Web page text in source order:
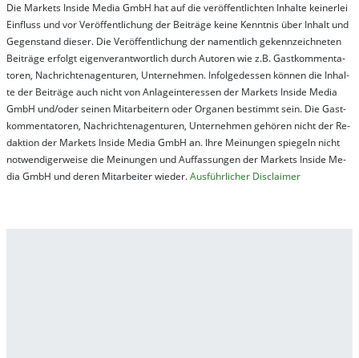
Die Mar­kets In­side Me­dia GmbH hat auf die ver­öf­fent­lich­ten In­hal­te kei­ner­lei
Ein­fluss und vor Ver­öf­fent­lich­ung der Bei­trä­ge kei­ne Ken­nt­nis über In­halt und
Ge­gen­stand die­ser. Die Ver­öf­fent­lich­ung der na­ment­lich ge­kenn­zeich­net­en
Bei­trä­ge er­folgt ei­gen­ver­ant­wort­lich durch Au­tor­en wie z.B. Gast­kom­men­ta­
tor­en, Nach­richt­en­ag­en­tur­en, Un­ter­neh­men. In­fol­ge­des­sen kön­nen die In­hal­
te der Bei­trä­ge auch nicht von An­la­ge­in­te­res­sen der Mar­kets In­side Me­dia
GmbH und/oder sei­nen Mit­ar­bei­tern oder Or­ga­nen be­stim­mt sein. Die Gast­
kom­men­ta­tor­en, Nach­rich­ten­ag­en­tur­en, Un­ter­neh­men ge­hör­en nicht der Re­
dak­tion der Mar­kets In­side Me­dia GmbH an. Ihre Mei­nung­en spie­geln nicht
not­wen­di­ger­wei­se die Mei­nung­en und Auf­fas­sung­en der Mar­kets In­side Me­
dia GmbH und de­ren Mit­ar­bei­ter wie­der.Aus­führ­lich­er Dis­clai­mer